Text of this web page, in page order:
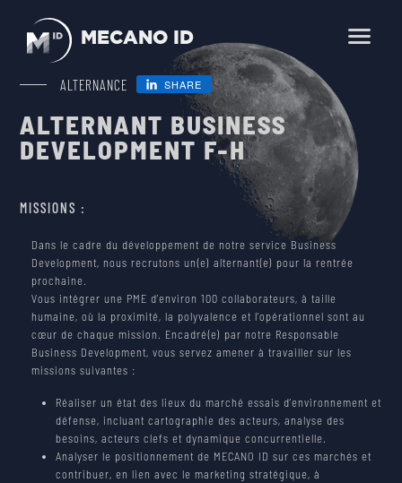
MECANO ID
En
HOME
SCIENCE, OBSERVATION, EXPLORATION
SMALLSATS AND NEWSPACE
ENVIRONMENTAL TESTING
LAUNCHERS
SERVICES
MECHANICAL AND THERMAL ENGINEERING
SPACE FARM
ENVIRONMENTAL TESTING
COMPANY
WORK AT MECANO ID
JOB OFFERS
CONTACT
ALTERNANCE SHARE
ALTERNANT BUSINESS
DEVELOPMENT F-H
MISSIONS :
Dans le cadre du développement de notre service Business
Development, nous recrutons un(e) alternant(e) pour la rentrée
prochaine.
Vous intégrer une PME d’environ 100 collaborateurs, à taille
humaine, où la proximité, la polyvalence et l’opérationnel sont au
cœur de chaque mission. Encadré(e) par notre Responsable
Business Development, vous servez amener à travailler sur les
missions suivantes :
Réaliser un état des lieux du marché essais d’environnement et
défense, incluant cartographie des acteurs, analyse des
besoins, acteurs clefs et dynamique concurrentielle.
Analyser le positionnement de MECANO ID sur ces marchés et
contribuer, en lien avec le marketing stratégique, à